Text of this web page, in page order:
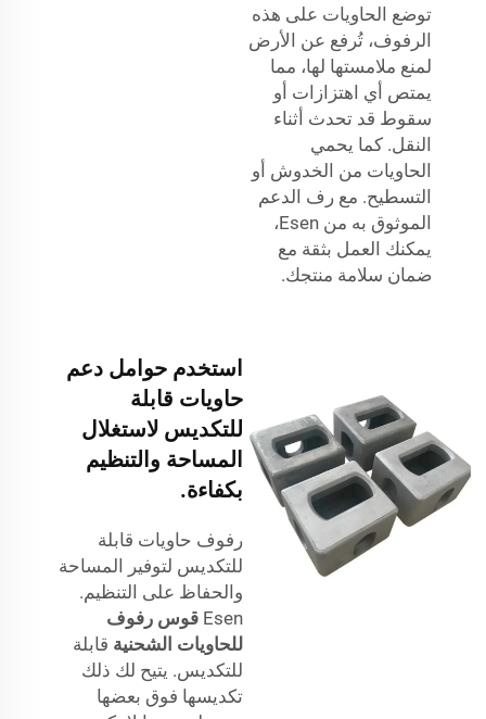
توضع الحاويات على هذه
الرفوف، تُرفع عن الأرض
لمنع ملامستها لها، مما
يمتص أي اهتزازات أو
سقوط قد تحدث أثناء
النقل. كما يحمي
الحاويات من الخدوش أو
التسطيح. مع رف الدعم
الموثوق به من Esen،
يمكنك العمل بثقة مع
ضمان سلامة منتجك.
استخدم حوامل دعم
حاويات قابلة
للتكديس لاستغلال
المساحة والتنظيم
بكفاءة.
رفوف حاويات قابلة
للتكديس لتوفير المساحة
والحفاظ على التنظيم.
Esen قوس رفوف
للحاويات الشحنية قابلة
للتكديس. يتيح لك ذلك
تكديسها فوق بعضها